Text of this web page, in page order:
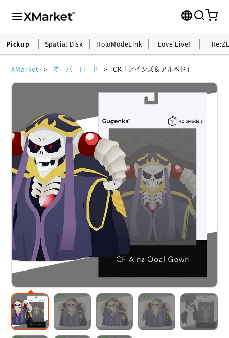
Pickup Spatial Disk HoloModeLink Love Live!
XMarket オーバーロード CK「アインズ＆アルベド」